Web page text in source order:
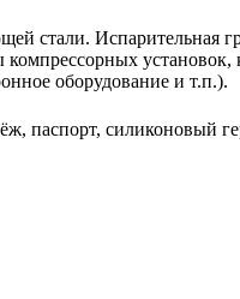
стали. Испарительная
оборудование и т.п.).
паспорт, силиконовый